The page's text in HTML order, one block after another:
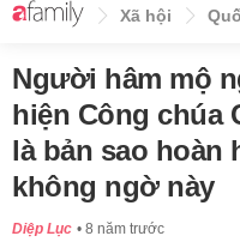
Xã hội
Người hâm mộ
hiện Công chúa
là bản sao hoàn
không ngờ này
Diệp Lục 8 năm trước